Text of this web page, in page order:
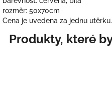
rozměr: 50x70cm
Cena je uvedena za jednu utěrku.